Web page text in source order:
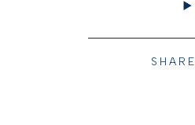
▶
SHARE